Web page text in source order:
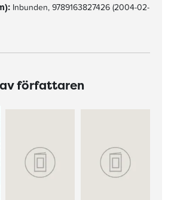
Inbunden, 9789163827426 (2004-02-
författaren